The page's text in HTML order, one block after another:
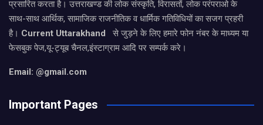
प्रसारित करता है। उत्तराखण्ड की लोक संस्कृति, विरासतों, लोक परंपराओ के
साथ-साथ आर्थिक, सामाजिक राजनीतिक व धार्मिक गतिविधियों का सजग प्रहरी
है। Current Uttarakhand
से जुड़ने के लिए हमारे फोन नंबर के माध्यम या
फेसबुक पेज,यू-ट्यूब चैनल,इंस्टाग्राम आदि पर सम्पर्क करे।
Email: @gmail.com
Important Pages